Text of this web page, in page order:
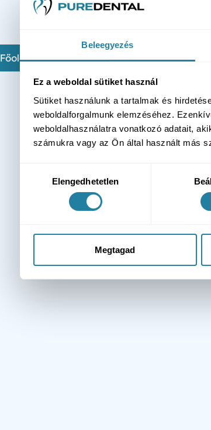
Beleegyezés
Ez a weboldal sütiket használ
Sütiket használunk a tartalmak és
weboldalforgalmunk elemzéséhez.
weboldalhasználatra vonatkozó adatait,
számukra vagy az Ön által használt más
kiválasztásaElengedhetetlen
Megtagad
Főoldal Kapcsolat